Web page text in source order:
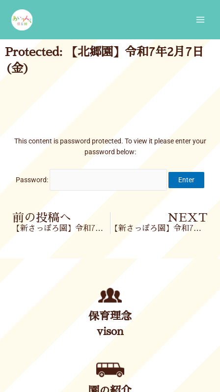
content
Protected: 【北郷園】令和7年2月7日
(金)
This content is password protected. To view it please enter your
password below:
Password:
Prev
前の投稿へ
【新さっぽろ園】令和7年2月7日㈮
NEXT
【新さっぽろ園】令和7年2月10日(月)
保育理念
vison